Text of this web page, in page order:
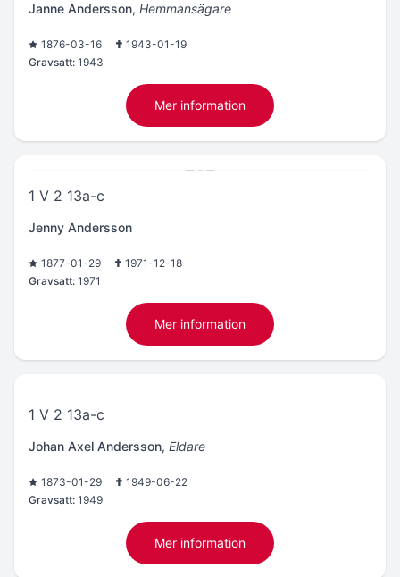
Janne Andersson, Hemmansägare
1876-03-16
1943-01-19
Gravsatt: 1943
Mer information
1 V 2 13a-c
Jenny Andersson
1877-01-29
1971-12-18
Gravsatt: 1971
Mer information
1 V 2 13a-c
Johan Axel Andersson, Eldare
1873-01-29
1949-06-22
Gravsatt: 1949
Mer information